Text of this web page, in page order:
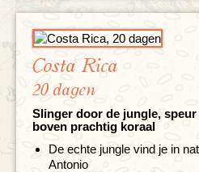
Costa Rica
20 dagen
Slinger door de jungle,
boven prachtig koraal
De echte jungle vind je in
Antonio